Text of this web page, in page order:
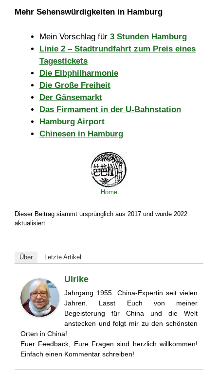
Mehr Sehenswürdigkeiten in Hamburg
Mein Vorschlag für 3 Stunden Hamburg
Linie 2 – Stadtrundfahrt zum Preis eines
Tagestickets
Die Elbphilharmonie
Die Große Freiheit
Der Gänsemarkt
Das Firmament in der U-Bahnstation
Hamburg Airport
Chinesen in Hamburg
Home
Dieser Beitrag siammt ursprünglich aus 2017 und wurde 2022
aktualisiert
Über Letzte Artikel
Ulrike
Jahrgang 1955. China-Expertin seit vielen
Jahren. Lasst Euch von meiner
Begeisterung für China und die Welt
anstecken und folgt mir zu den schönsten
Orten in China!
Euer Feedback, Eure Fragen sind herzlich willkommen!
Einfach einen Kommentar schreiben!